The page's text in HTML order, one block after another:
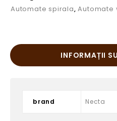
Automate spirala,Automate
INFORMAȚII
brand Necta